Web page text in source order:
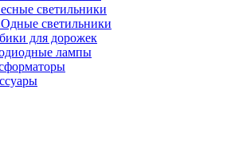
светильники
светильники
для дорожек
лампы